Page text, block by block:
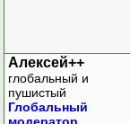
Алексей++
глобальный и
пушистый
Глобальный
модератор